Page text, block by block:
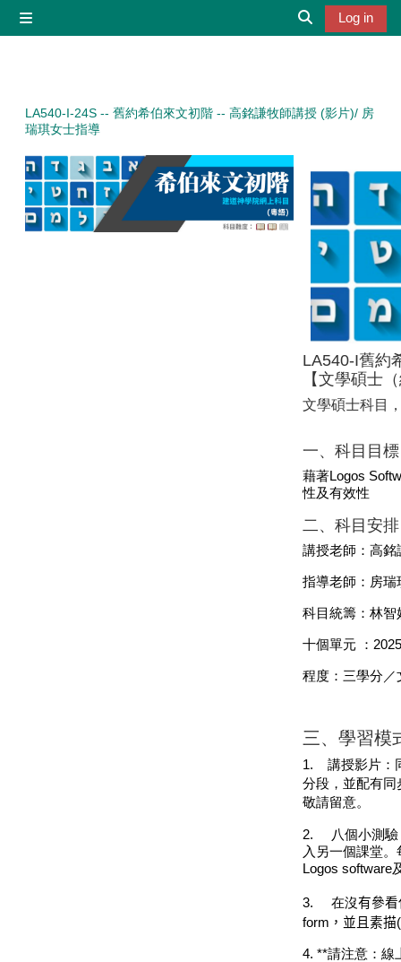
Log in
LA540-I-24S -- 舊約希伯來文初階 -- 高銘謙牧師講授 (影片)/ 房
瑞琪女士指導
LA540-I舊約
【文學碩士
文學碩士科目
一、科目目標
藉著Logos
性及有效性
二、科目安排
講授老師：高銘
指導老師：房瑞
科目統籌：林智
十個單元 ： 2025
程度：三學分／
三、學習模
1. 講授影片：
分段，並配有同
敬請留意。
2.
八個小測
入另一個課堂
Logos software
3. 在沒有參
form ，並且素描(
4. **請注意：線